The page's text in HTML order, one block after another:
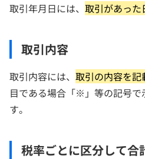
取引年月日には、 取引があった
取引内容
取引内容には、 取引の内容を記
目である場合「※」等の記号で
す。
税率ごとに区分して合